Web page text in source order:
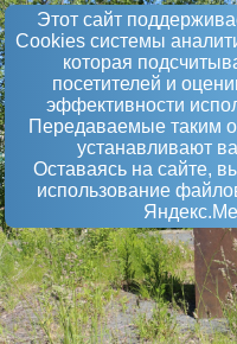
Этот сайт
Сookies системы
которая
посетителей и
эффективности
Передаваемые таким
устанавливают
Оставаясь на сайте,
использование